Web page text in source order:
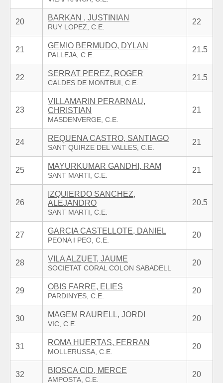
20 BARKAN , JUSTINIAN 22
21 GEMIO BERMUDO, DYLAN 21.5
22 SERRAT PEREZ, ROGER 21.5
23
VILLAMARIN PERARNAU,
CHRISTIAN
21
24 REQUENA CASTRO, SANTIAGO 21
25 MAYURKUMAR GANDHI, RAM 21
26
IZQUIERDO SANCHEZ,
ALEJANDRO
20.5
27 GARCIA CASTELLOTE, DANIEL 20
28 VILA ALZUET, JAUME 20
29 OBIS FARRE, ELIES 20
30 MAGEM RAURELL, JORDI 20
31 ROMA HUERTAS, FERRAN 20
32 BIOSCA CID, MERCE 20